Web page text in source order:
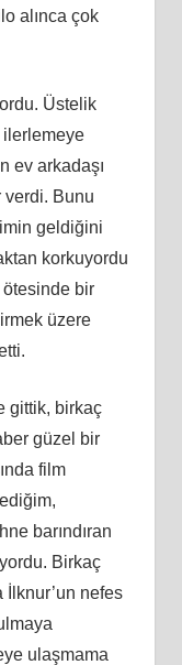
alınca çok
Üstelik
ev arkadaşı
verdi. Bunu
geldiğini
korkuyordu
ötesinde bir
üzere
gittik, birkaç
güzel bir
film
barındıran
Birkaç
nefes
ulaşmama